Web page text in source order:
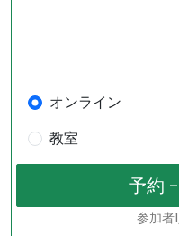
オンライン
教室
参加者